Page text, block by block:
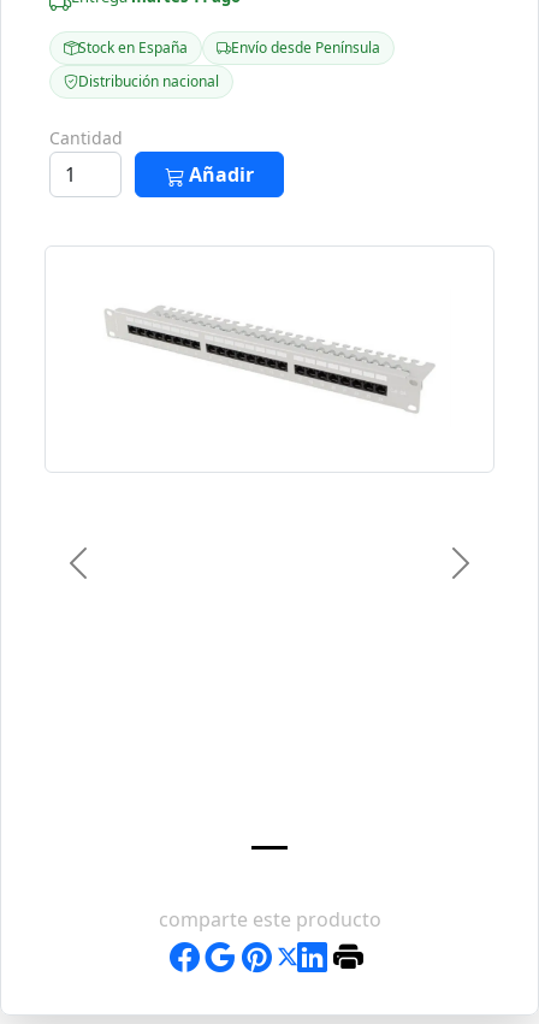
Stock en España
Envío desde Península
Distribución nacional
Cantidad
Añadir
Previous Next
comparte este producto